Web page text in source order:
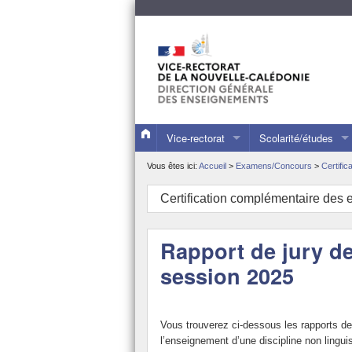
Vice-rectorat
Présentation du vice-rectorat
Les publications du VR
L’actualité du vice-recteur
Quelques repères
Statistiques
Scolarité/études
Les collèges et
L’inscription de
L’orientation et
Les stages
La formation tout
Vous êtes ici: Accueil > Examens/Concours >
Certification complémentaire des
Rapport de jury
session 2025
Vous trouverez ci-dessous les rapports
l’enseignement d’une discipline non